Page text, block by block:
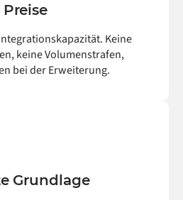
Keine
keine Volumenstrafen,
bei der Erweiterung.
Grundlage